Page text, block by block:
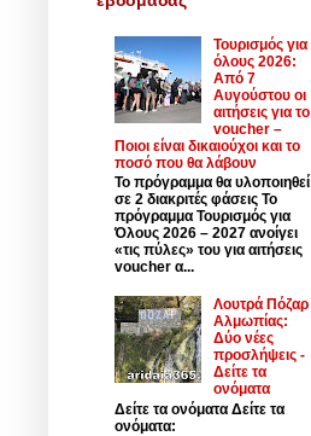
Τουρισμός για
όλους 2026:
Από 7
Αυγούστου οι
αιτήσεις για το
voucher –
Ποιοι είναι δικαιούχοι και το
ποσό που θα λάβουν
Το πρόγραμμα θα υλοποιηθεί
σε 2 διακριτές φάσεις Το
πρόγραμμα Τουρισμός για
Όλους 2026 – 2027 ανοίγει
«τις πύλες» του για αιτήσεις
voucher α...
Λουτρά Πόζαρ
Αλμωπίας:
Δύο νέες
προσλήψεις -
Δείτε τα
ονόματα
Δείτε τα ονόματα Δείτε τα
ονόματα: